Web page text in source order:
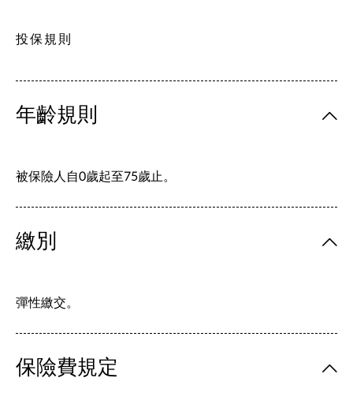
投保規則
年齡規則
被保險人自0歲起至75歲止。
繳別
彈性繳交。
保險費規定